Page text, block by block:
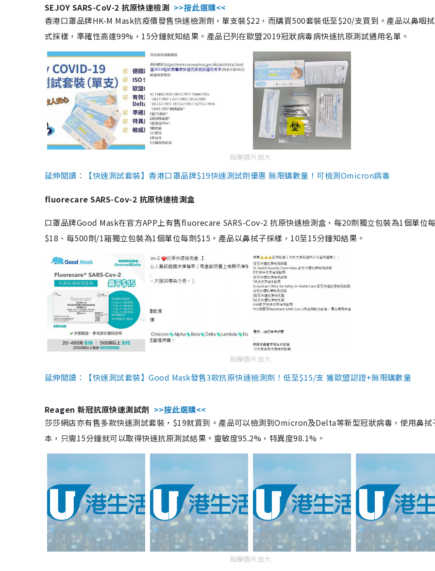
SEJOY SARS-CoV-2 抗原快速檢測 >>按此選購<<
香港口罩品牌HK-M Mask抗疫價發售快速檢測劑，單支裝$22，而購買500套裝低至$20/支買到。產品以鼻咽
式採樣，準確性高達99%，15分鐘就知結果。產品已列在歐盟2019冠狀病毒病快速抗原測試通用名單。
點擊圖片放大
延伸閱讀：【快速測試套裝】香港口罩品牌$19快速測試劑優惠 無限購數量！可檢測Omicron病毒
fluorecare SARS-Cov-2 抗原快速檢測盒
口罩品牌Good Mask在官方APP上有售fluorecare SARS-Cov-2 抗原快速檢測盒，每20劑獨立包裝為1個單位
$18、每500劑/1箱獨立包裝為1個單位每劑$15。產品以鼻拭子採樣，10至15分鐘知結果。
點擊圖片放大
延伸閱讀：【快速測試套裝】Good Mask發售3款抗原快速檢測劑！低至$15/支 獲歐盟認證+無限購數量
Reagen 新冠抗原快速測試劑 >>按此選購<<
莎莎網店亦有售多款快速測試套裝，$19就買到。產品可以檢測到Omicron及Delta等新型冠狀病毒，使用鼻拭
本，只需15分鐘就可以取得快速抗原測試結果。靈敏度95.2%，特異度98.1%。
點擊圖片放大